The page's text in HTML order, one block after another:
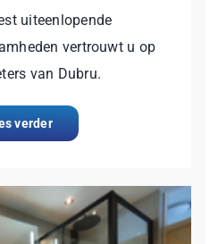
uiteenlopende
vertrouwt u op
van Dubru.
verder